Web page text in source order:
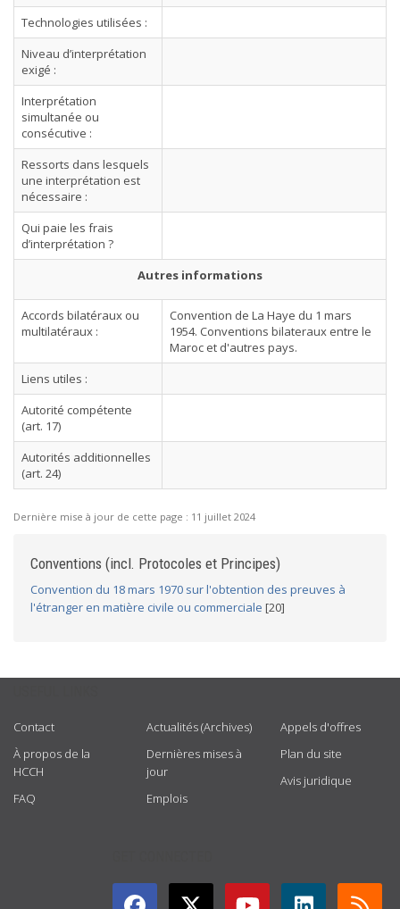
Technologies utilisées :
Niveau d’interprétation
exigé :
Interprétation
simultanée ou
consécutive :
Ressorts dans lesquels
une interprétation est
nécessaire :
Qui paie les frais
d’interprétation ?
Autres informations
Accords bilatéraux ou
multilatéraux :
Convention de La Haye du 1 mars
1954. Conventions bilateraux entre le
Maroc et d'autres pays.
Liens utiles :
Autorité compétente
(art. 17)
Autorités additionnelles
(art. 24)
Dernière mise à jour de cette page : 11 juillet 2024
Conventions (incl. Protocoles et Principes)
Convention du 18 mars 1970 sur l'obtention des preuves à
l'étranger en matière civile ou commerciale [20]
Contact
À propos de la
HCCH
FAQ
Actualités (Archives)
Dernières mises à
jour
Emplois
Appels d'offres
Plan du site
Avis juridique